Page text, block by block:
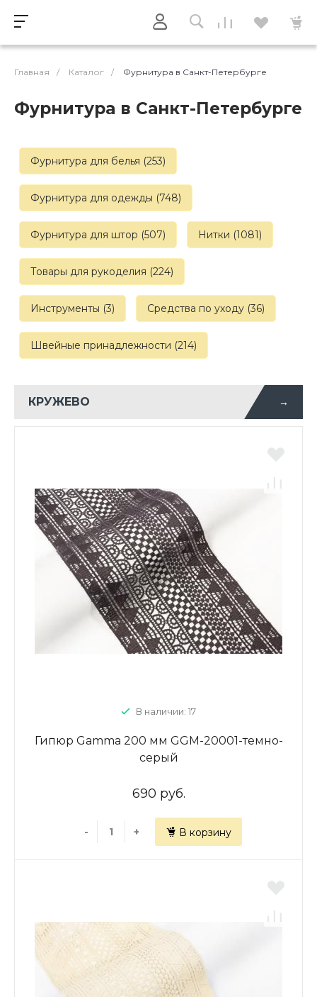
Главная / Каталог / Фурнитура в Санкт-Петербурге
Фурнитура в Санкт-Петербурге
Фурнитура для белья (253)
Фурнитура для одежды (748)
Фурнитура для штор (507) Нитки (1081)
Товары для рукоделия (224)
Инструменты (3) Средства по уходу (36)
Швейные принадлежности (214)
КРУЖЕВО →
В наличии: 17
Гипюр Gamma 200 мм GGM-20001-темно-
серый
690 руб.
- + В корзину